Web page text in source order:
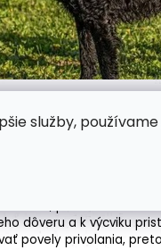
služby, používame
a rýchlo
ktorý mu
pretože tvrdé
dôveru a k výcviku
povely privolania,